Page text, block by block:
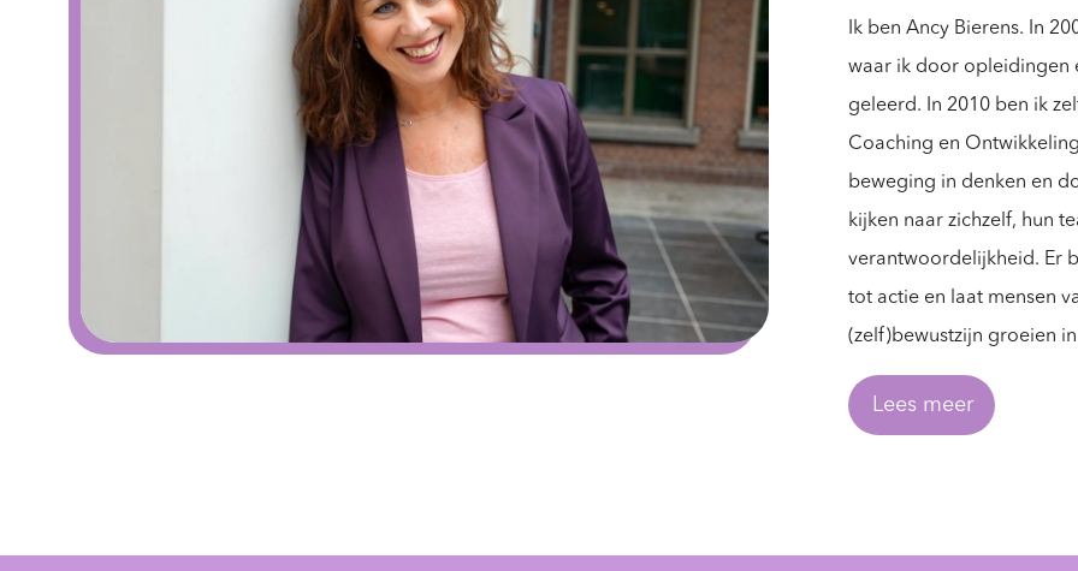
Ik ben Ancy Bierens. In
waar ik door opleidingen
geleerd. In 2010 ben ik
Coaching en
beweging in denken en
kijken naar zichzelf, hun
verantwoordelijkheid. Er
tot actie en laat mensen
(zelf)bewustzijn groeien
Lees meer